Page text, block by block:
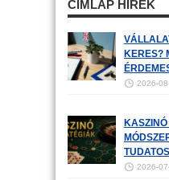
CÍMLAP HÍREK
KERES?
2026-
2026-